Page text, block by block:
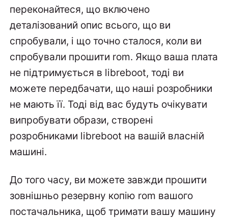
переконайтеся, що включено
деталізований опис всього, що ви
спробували, і що точно сталося, коли ви
спробували прошити rom. Якщо ваша плата
не підтримується в libreboot, тоді ви
можете передбачати, що наші розробники
не мають її. Тоді від вас будуть очікувати
випробувати образи, створені
розробниками libreboot на вашій власній
машині.
До того часу, ви можете завжди прошити
зовнішньо резервну копію rom вашого
постачальника, щоб тримати вашу машину